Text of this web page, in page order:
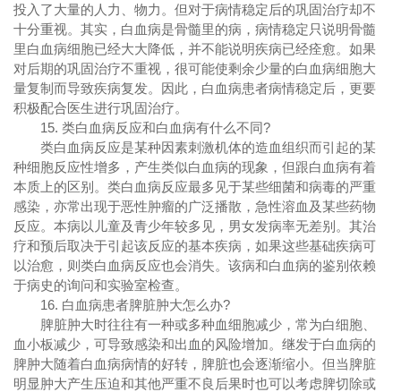
投入了大量的人力、物力。但对于病情稳定后的巩固治疗却不
十分重视。其实，白血病是骨髓里的病，病情稳定只说明骨髓
里白血病细胞已经大大降低，并不能说明疾病已经痊愈。如果
对后期的巩固治疗不重视，很可能使剩余少量的白血病细胞大
量复制而导致疾病复发。因此，白血病患者病情稳定后，更要
积极配合医生进行巩固治疗。
15. 类白血病反应和白血病有什么不同?
类白血病反应是某种因素刺激机体的造血组织而引起的某
种细胞反应性增多，产生类似白血病的现象，但跟白血病有着
本质上的区别。类白血病反应最多见于某些细菌和病毒的严重
感染，亦常出现于恶性肿瘤的广泛播散，急性溶血及某些药物
反应。本病以儿童及青少年较多见，男女发病率无差别。其治
疗和预后取决于引起该反应的基本疾病，如果这些基础疾病可
以治愈，则类白血病反应也会消失。该病和白血病的鉴别依赖
于病史的询问和实验室检查。
16. 白血病患者脾脏肿大怎么办?
脾脏肿大时往往有一种或多种血细胞减少，常为白细胞、
血小板减少，可导致感染和出血的风险增加。继发于白血病的
脾肿大随着白血病病情的好转，脾脏也会逐渐缩小。但当脾脏
明显肿大产生压迫和其他严重不良后果时也可以考虑脾切除或